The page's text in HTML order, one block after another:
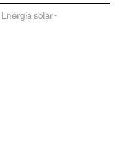
Energía solar·